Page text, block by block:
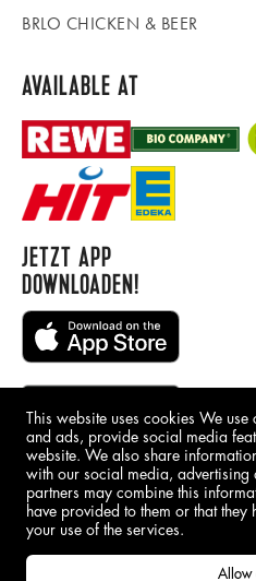
BRLO CHICKEN & BEER
AVAILABLE AT
JETZT APP
DOWNLOADEN!
BORING STUFF
IMPRINT
GDPR
This website uses cookies We
and ads, provide social media
website. We also share
with our social media, advertising
partners may combine this
have provided to them or that they
your use of the services.
Allow